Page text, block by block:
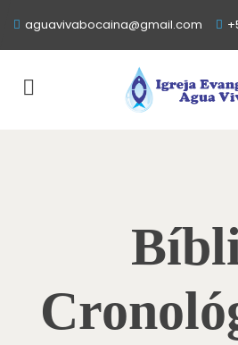
aguavivabocaina@gmail.com